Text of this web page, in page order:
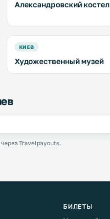
Александровский костел
КИЕВ
Художественный музей
Travelpayouts.
БИЛЕТЫ